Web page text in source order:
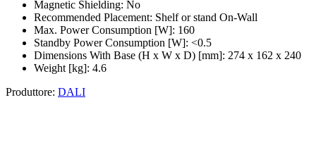
Magnetic Shielding: No
Recommended Placement: Shelf or stand On-Wall
Max. Power Consumption [W]: 160
Standby Power Consumption [W]: <0.5
Dimensions With Base (H x W x D) [mm]: 274 x 162 x 240
Weight [kg]: 4.6
Produttore: DALI